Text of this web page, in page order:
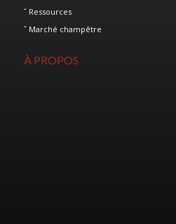
Ressources
Marché champêtre
À PROPOS